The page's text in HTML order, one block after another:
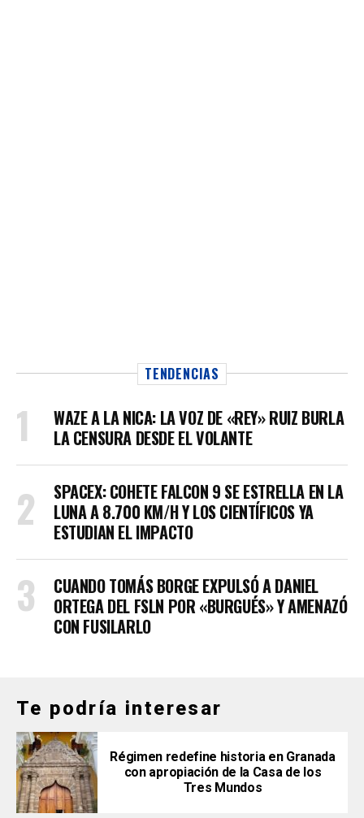
TENDENCIAS
WAZE A LA NICA: LA VOZ DE «REY» RUIZ BURLA
LA CENSURA DESDE EL VOLANTE
SPACEX: COHETE FALCON 9 SE ESTRELLA EN LA
LUNA A 8.700 KM/H Y LOS CIENTÍFICOS YA
ESTUDIAN EL IMPACTO
CUANDO TOMÁS BORGE EXPULSÓ A DANIEL
ORTEGA DEL FSLN POR «BURGUÉS» Y AMENAZÓ
CON FUSILARLO
Te podría interesar
Régimen redefine historia en Granada
con apropiación de la Casa de los
Tres Mundos